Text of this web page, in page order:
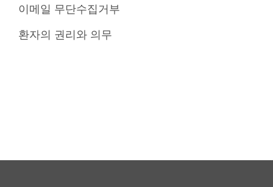
이메일 무단수집거부
환자의 권리와 의무